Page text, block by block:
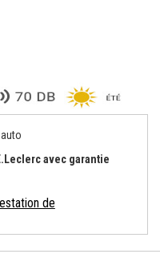
avec garantie
de